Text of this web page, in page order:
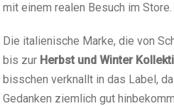
mit einem realen Besuch im Store.
Die italienische Marke, die von
bis zur Herbst und Winter
bisschen verknallt in das Label,
Gedanken ziemlich gut